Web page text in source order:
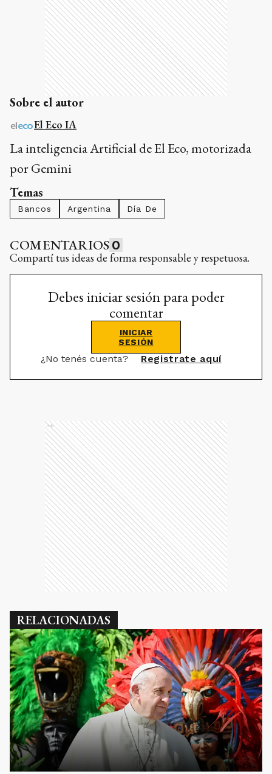
Sobre el autor
El Eco IA
La inteligencia Artificial de El Eco, motorizada
por Gemini
Temas
Bancos Argentina Día De
COMENTARIOS 0
Compartí tus ideas de forma responsable y respetuosa.
Debes iniciar sesión para poder
comentar
INICIAR
SESIÓN
¿No tenés cuenta? Registrate aquí
Ads
RELACIONADAS